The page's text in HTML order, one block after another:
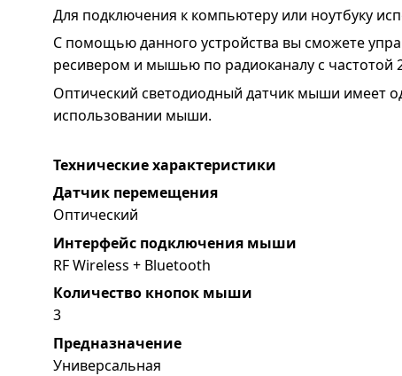
Для подключения к компьютеру или ноутбуку
С помощью данного устройства вы сможете
ресивером и мышью по радиоканалу с частотой
Оптический светодиодный датчик мыши имеет
использовании мыши.
Технические характеристики
Датчик перемещения
Оптический
Интерфейс подключения мыши
RF Wireless + Bluetooth
Количество кнопок мыши
3
Предназначение
Универсальная